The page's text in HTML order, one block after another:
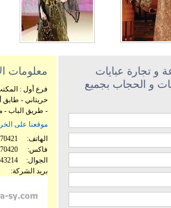
و تجارة عبايات
و الحجاب بجميع
معلومات
فرع أول :
حريتاني -
- طريق الباب -
موقعنا على
الهاتف:
فاكس:
الجوال:
بريد الشركة: